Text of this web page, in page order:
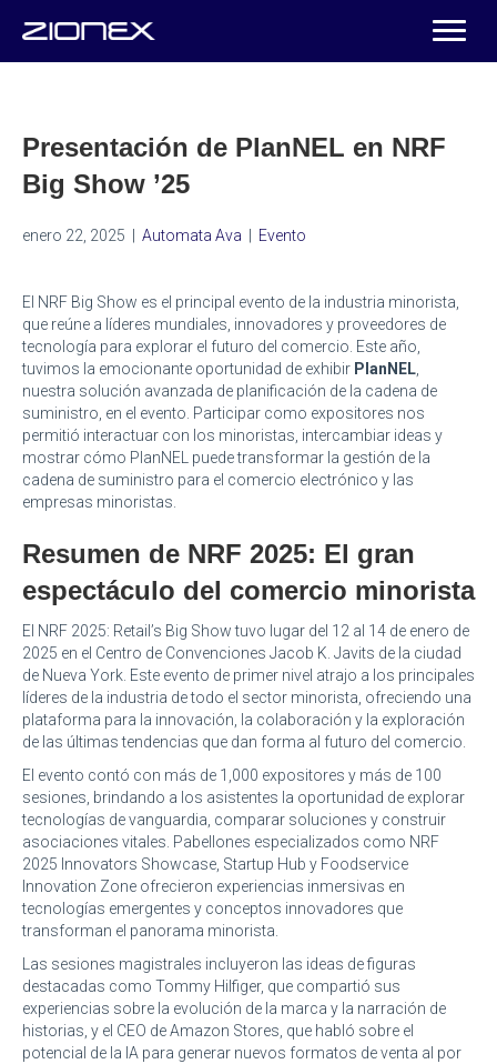
Presentación de PlanNEL en NRF
Big Show ’25
enero 22, 2025 Automata Ava Evento
El NRF Big Show es el principal evento de la industria minorista,
que reúne a líderes mundiales, innovadores y proveedores de
tecnología para explorar el futuro del comercio. Este año,
tuvimos la emocionante oportunidad de exhibir PlanNEL
nuestra solución avanzada de planificación de la cadena de
suministro, en el evento. Participar como expositores nos
permitió interactuar con los minoristas, intercambiar ideas y
mostrar cómo PlanNEL puede transformar la gestión de la
cadena de suministro para el comercio electrónico y las
empresas minoristas.
Resumen de NRF 2025: El gran
espectáculo del comercio minorista
El NRF 2025: Retail’s Big Show tuvo lugar del 12 al 14 de enero de
2025 en el Centro de Convenciones Jacob K. Javits de la ciudad
de Nueva York. Este evento de primer nivel atrajo a los principales
líderes de la industria de todo el sector minorista, ofreciendo una
plataforma para la innovación, la colaboración y la exploración
de las últimas tendencias que dan forma al futuro del comercio.
El evento contó con más de 1,000 expositores y más de 100
sesiones, brindando a los asistentes la oportunidad de explorar
tecnologías de vanguardia, comparar soluciones y construir
asociaciones vitales. Pabellones especializados como NRF
2025 Innovators Showcase, Startup Hub y Foodservice
Innovation Zone ofrecieron experiencias inmersivas en
tecnologías emergentes y conceptos innovadores que
transforman el panorama minorista.
Las sesiones magistrales incluyeron las ideas de figuras
destacadas como Tommy Hilfiger, que compartió sus
experiencias sobre la evolución de la marca y la narración de
historias, y el CEO de Amazon Stores, que habló sobre el
potencial de la IA para generar nuevos formatos de venta al por